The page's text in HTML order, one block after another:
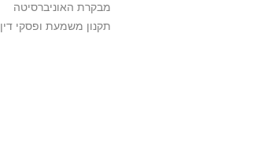
מבקרת האוניברסיטה
תקנון משמעת ופסקי דין